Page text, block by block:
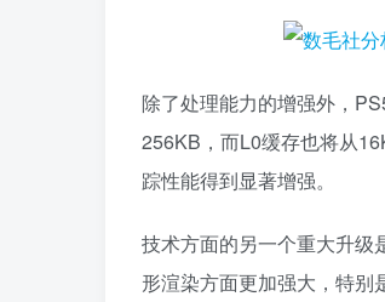
除了处理能力的增强外，
256KB，而L0缓存也将从
踪性能得到显著增强。
技术方面的另一个重大升级
形渲染方面更加强大，特